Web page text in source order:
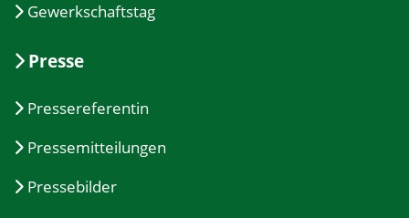
Gewerkschaftstag
Presse
Pressereferentin
Pressemitteilungen
Pressebilder